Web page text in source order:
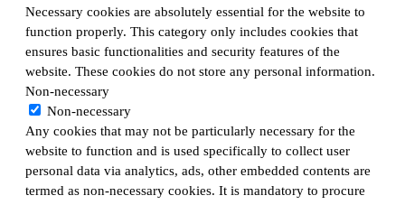
Necessary cookies are absolutely essential for the website to
function properly. This category only includes cookies that
ensures basic functionalities and security features of the
website. These cookies do not store any personal information.
Non-necessary
Non-necessary
Any cookies that may not be particularly necessary for the
website to function and is used specifically to collect user
personal data via analytics, ads, other embedded contents are
termed as non-necessary cookies. It is mandatory to procure